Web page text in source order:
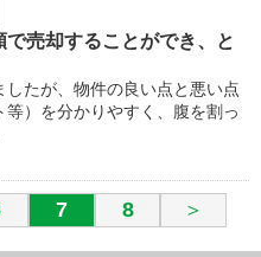
売却することができ、と
たが、物件の良い点と悪い点
等）を分かりやすく、腹を割っ
7 8 ＞